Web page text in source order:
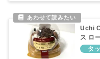
Uchi
ス ロ
売